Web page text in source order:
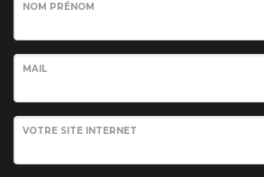
NOM PRÉNOM
MAIL
VOTRE SITE INTERNET